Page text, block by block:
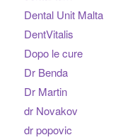
Dental Unit Malta
DentVitalis
Dopo le cure
Dr Benda
Dr Martin
dr Novakov
dr popovic